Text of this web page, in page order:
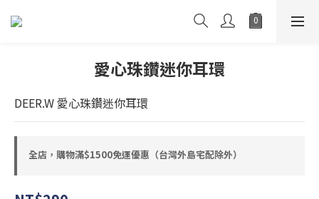
愛心珠鑽迷你耳環
DEER.W 愛心珠鑽迷你耳環
全店，購物滿$1500免運優惠（台灣外島宅配除外）